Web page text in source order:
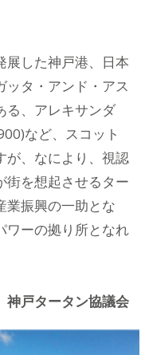
展した神戸港、日本
ッタ・アンド・アス
る、アレキサンダ
など、スコット
が、なにより、視認
街を想起させるター
業振興の一助とな
ワーの拠り所となれ
神戸タータン協議会